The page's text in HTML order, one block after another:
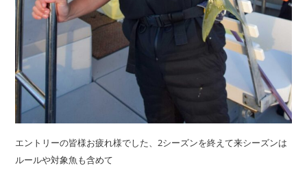
エントリーの皆様お疲れ様でした、2シーズンを終えて来シーズンは
ルールや対象魚も含めて